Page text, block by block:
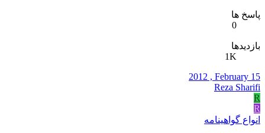
پاسخ ها
0
بازدیدها
1K
2012 , February 15
Reza Sharifi
R
R
انواع گواهینامه